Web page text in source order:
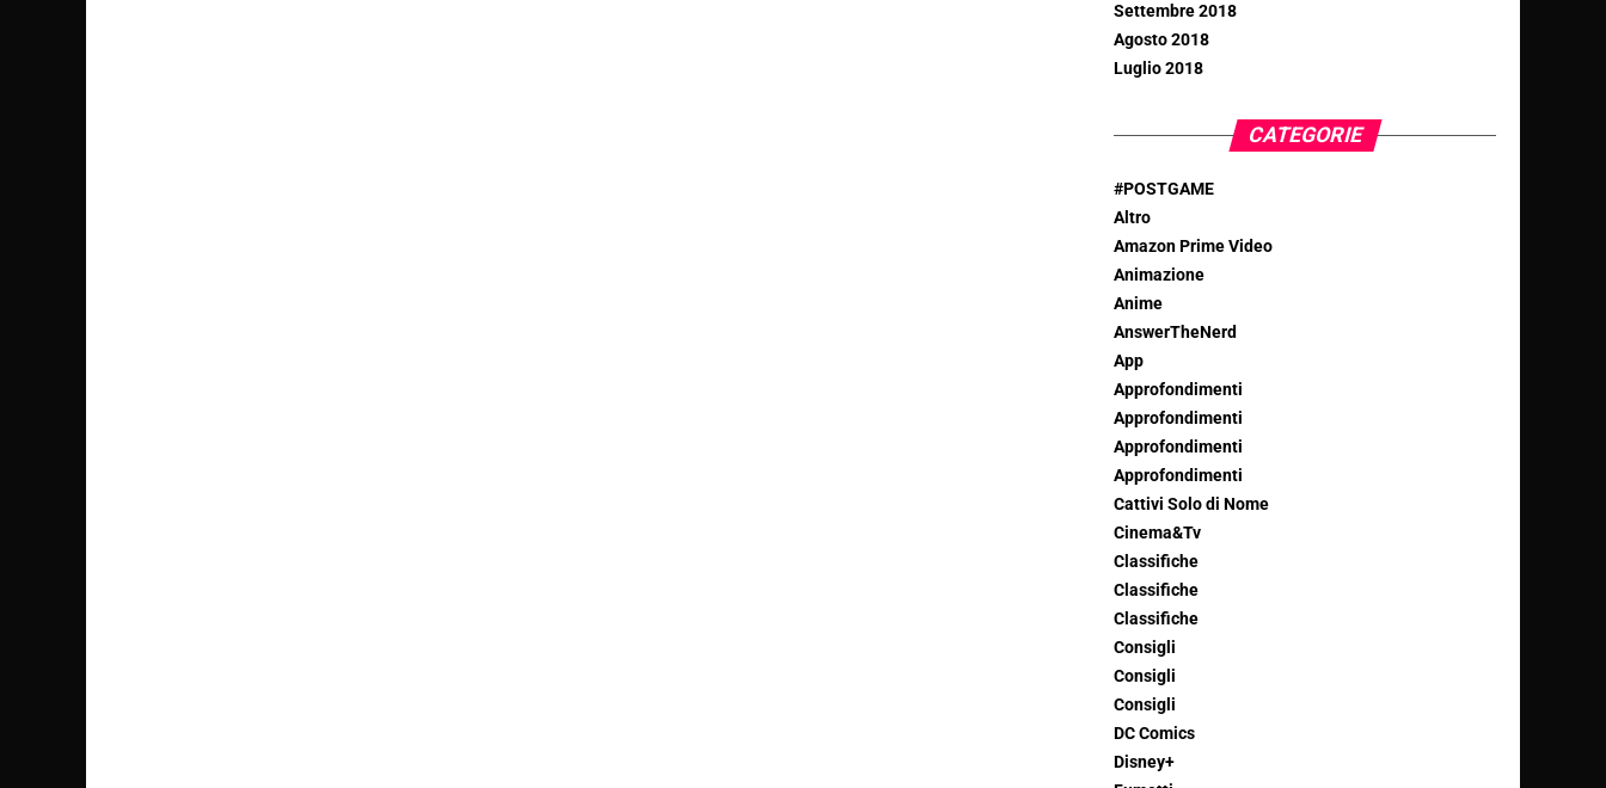
Settembre 2018
Agosto 2018
Luglio 2018
CATEGORIE
#POSTGAME
Altro
Amazon Prime Video
Animazione
Anime
AnswerTheNerd
App
Approfondimenti
Approfondimenti
Approfondimenti
Approfondimenti
Cattivi Solo di Nome
Cinema&Tv
Classifiche
Classifiche
Classifiche
Consigli
Consigli
Consigli
DC Comics
Disney+